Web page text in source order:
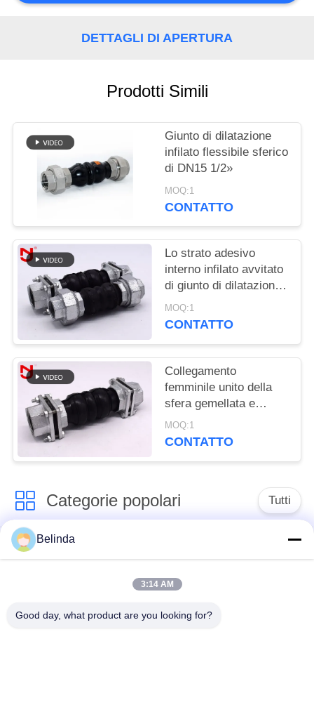
MAPPA
DEL
SITO
SULLA
PRIVACY
DETTAGLI DI APERTURA
Prodotti Simili
Giunto di dilatazione
infilato flessibile sferico
di DN15 1/2»
MOQ:1
CONTATTO
Lo strato adesivo
interno infilato avvitato
di giunto di dilatazione
ha unito il materiale
senza cuciture di NBR
MOQ:1
CONTATTO
Collegamento
femminile unito della
sfera gemellata e
flessibile flessibile di
gomma del giunto di
MOQ:1
CONTATTO
Categorie popolari Tutti
Giunto di dilatazione
di gomma della
Giunto di dilatazione
Giunto di dilatazione
Belinda
3:14 AM
Good day, what product are you looking for?